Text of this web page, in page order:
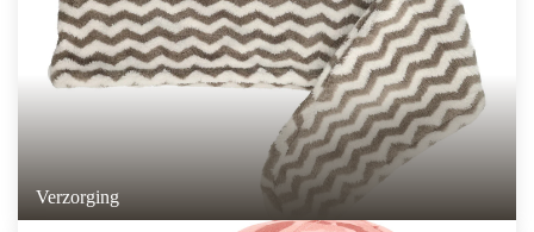
Verzorging